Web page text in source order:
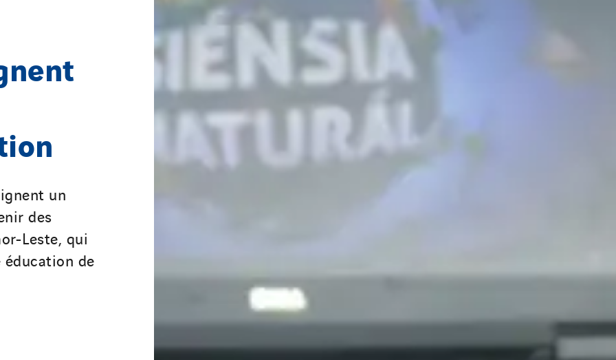
un
des
Leste, qui
de